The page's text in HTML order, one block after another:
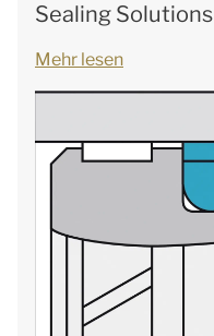
Sealing Solutions
Mehr lesen